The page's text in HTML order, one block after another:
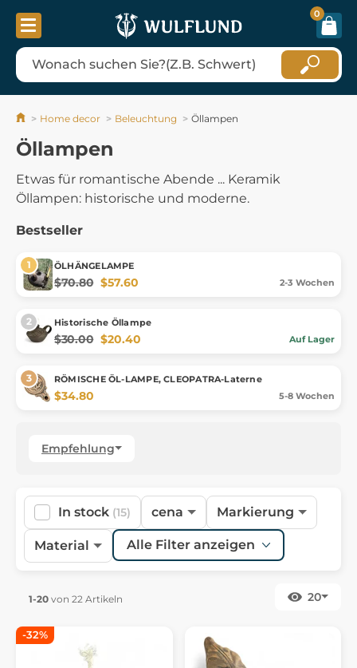
0
Home decor Beleuchtung Öllampen
Öllampen
Etwas für romantische Abende ... Keramik
Öllampen: historische und moderne.
Bestseller
ÖLHÄNGELAMPE
$70.80 $57.60 2-3 Wochen
Historische Öllampe
$30.00 $20.40 Auf Lager
RÖMISCHE ÖL-LAMPE, CLEOPATRA-Laterne
$34.80 5-8 Wochen
Empfehlung
In stock (15) cena Markierung
Material Alle Filter anzeigen
1-20 von 22 Artikeln 20
-32%